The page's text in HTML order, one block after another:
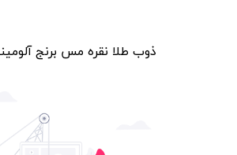
ذوب طلا نقره مس برنج